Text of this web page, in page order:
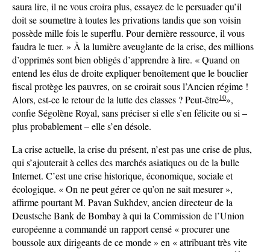
saura lire, il ne vous croira plus, essayez de le persuader qu’il
doit se soumettre à toutes les privations tandis que son voisin
possède mille fois le superflu. Pour dernière ressource, il vous
faudra le tuer. » À la lumière aveuglante de la crise, des millions
d’opprimés sont bien obligés d’apprendre à lire. « Quand on
entend les élus de droite expliquer benoîtement que le bouclier
fiscal protège les pauvres, on se croirait sous l’Ancien régime !
Alors, est-ce le retour de la lutte des classes ? Peut-être10»,
confie Ségolène Royal, sans préciser si elle s’en félicite ou si –
plus probablement – elle s’en désole.
La crise actuelle, la crise du présent, n’est pas une crise de plus,
qui s’ajouterait à celles des marchés asiatiques ou de la bulle
Internet. C’est une crise historique, économique, sociale et
écologique. « On ne peut gérer ce qu’on ne sait mesurer »,
affirme pourtant M. Pavan Sukhdev, ancien directeur de la
Deustsche Bank de Bombay à qui la Commission de l’Union
européenne a commandé un rapport censé « procurer une
boussole aux dirigeants de ce monde » en « attribuant très vite